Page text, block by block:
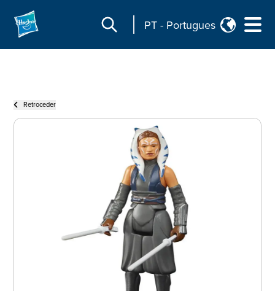
PT - Portugues
Retroceder